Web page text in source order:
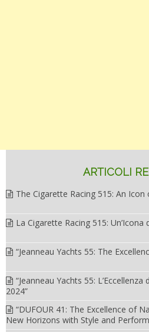
ARTICOLI
The Cigarette Racing 515: An
La Cigarette Racing 515:
“Jeanneau Yachts 55: The
“Jeanneau Yachts 55:
2024”
“DUFOUR 41: The Excellence of
New Horizons with Style and